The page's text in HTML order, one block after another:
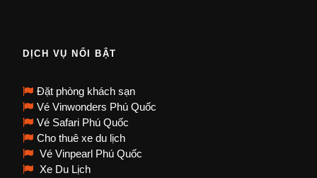
DỊCH VỤ NỔI BẬT
Đặt phòng khách sạn
Vé Vinwonders Phú Quốc
Vé Safari Phú Quốc
Cho thuê xe du lịch
Vé Vinpearl Phú Quốc
Xe Du Lịch